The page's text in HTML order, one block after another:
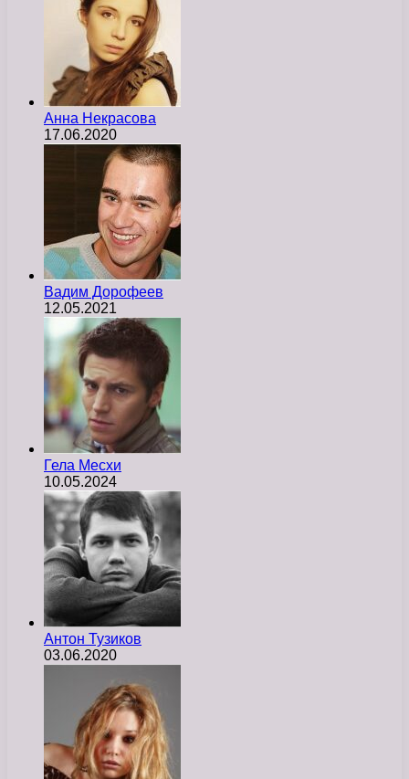
Анна Некрасова
17.06.2020
Вадим Дорофеев
12.05.2021
Гела Месхи
10.05.2024
Антон Тузиков
03.06.2020